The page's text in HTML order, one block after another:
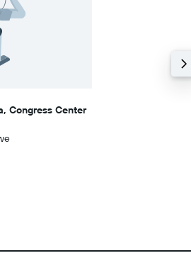
Congress Center